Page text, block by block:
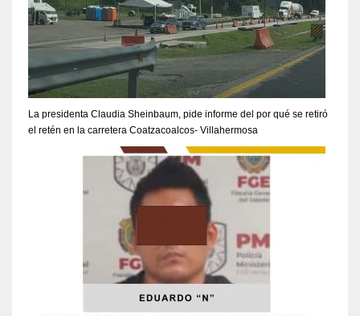
La presidenta Claudia Sheinbaum, pide informe del por qué se retiró
el retén en la carretera Coatzacoalcos- Villahermosa